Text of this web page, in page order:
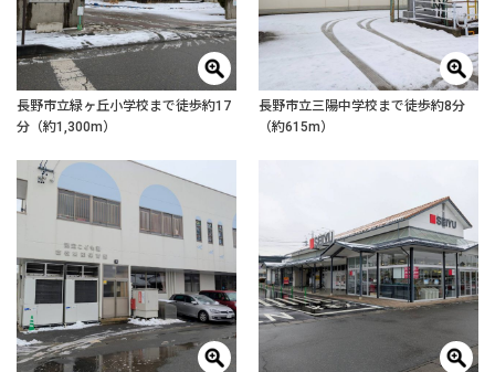
長野市立緑ヶ丘小学校まで徒歩約17
分（約1,300m）
長野市立三陽中学校まで徒歩約8分
（約615m）